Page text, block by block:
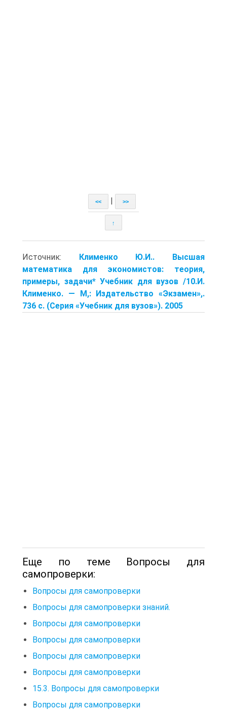
<< >>
↑
Источник: Клименко Ю.И.. Высшая
математика для экономистов: теория,
примеры, задачи* Учебник для вузов /10.И.
Клименко. — М,: Издательство «Экзамен»,.
736 с. (Серия «Учебник для вузов»). 2005
Еще по теме Вопросы для
самопроверки:
Вопросы для самопроверки
Вопросы для самопроверки знаний.
Вопросы для самопроверки
Вопросы для самопроверки
Вопросы для самопроверки
Вопросы для самопроверки
15.3. Вопросы для самопроверки
Вопросы для самопроверки